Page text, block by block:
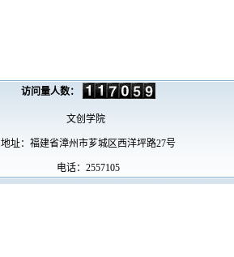
访问量人数：
文创学院
地址：福建省漳州市芗城区西洋坪路27号
电话：2557105